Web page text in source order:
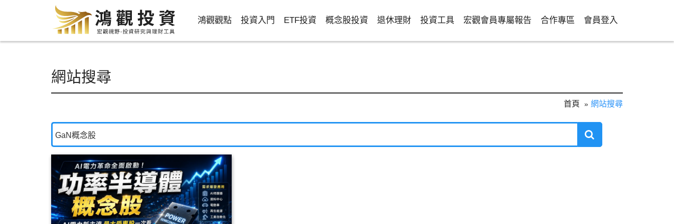
鴻觀觀點 投資入門 ETF投資 概念股投資 退休理財 投資工具 宏觀會員專屬報告 合作專區 會員登入
網站搜尋
首頁 網站搜尋